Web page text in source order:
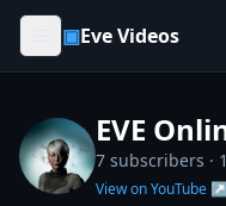
Skip to content
▣Eve Videos
EVE
7 subscribers ·
View on YouTube ↗